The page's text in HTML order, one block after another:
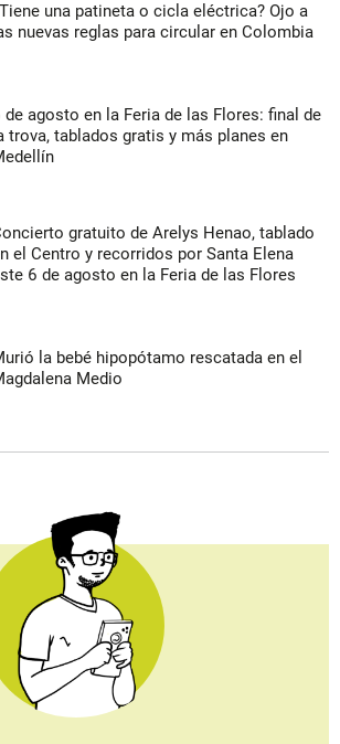
una patineta o cicla eléctrica? Ojo a
nuevas reglas para circular en Colombia
de agosto en la Feria de las Flores: final de
trova, tablados gratis y más planes en
gratuito de Arelys Henao, tablado
el Centro y recorridos por Santa Elena
6 de agosto en la Feria de las Flores
la bebé hipopótamo rescatada en el
Medio